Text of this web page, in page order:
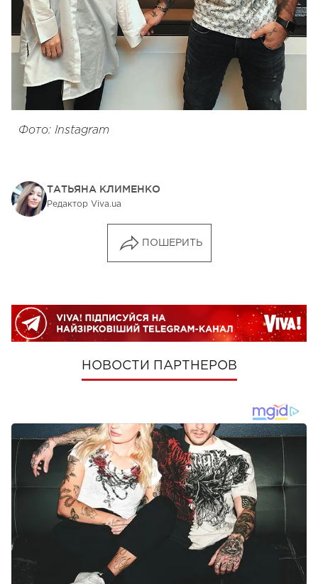
Фото: Instagram
ТАТЬЯНА КЛИМЕНКО
Редактор Viva.ua
ПОШЕРИТЬ
НОВОСТИ ПАРТНЕРОВ